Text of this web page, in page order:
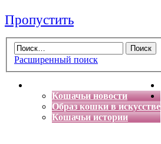
Пропустить
Расширенный поиск
Кошачьи новости
Образ кошки в искусстве
Кошачьи истории